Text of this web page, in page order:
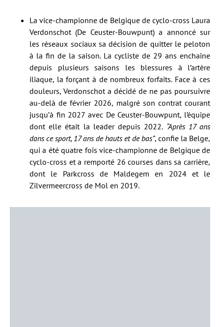
La vice-championne de Belgique de cyclo-cross Laura
Verdonschot (De Ceuster-Bouwpunt) a annoncé sur
les réseaux sociaux sa décision de quitter le peloton
à la fin de la saison. La cycliste de 29 ans enchaîne
depuis plusieurs saisons les blessures à l’artère
iliaque, la forçant à de nombreux forfaits. Face à ces
douleurs, Verdonschot a décidé de ne pas poursuivre
au-delà de février 2026, malgré son contrat courant
jusqu’à fin 2027 avec De Ceuster-Bouwpunt, l’équipe
dont elle était la leader depuis 2022. “Après 17 ans
dans ce sport, 17 ans de hauts et de bas”, confie la Belge,
qui a été quatre fois vice-championne de Belgique de
cyclo-cross et a remporté 26 courses dans sa carrière,
dont le Parkcross de Maldegem en 2024 et le
Zilvermeercross de Mol en 2019.